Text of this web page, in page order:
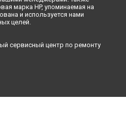
марка HP, упоминаемая на
и используется нами
целей.
сервисный центр по ремонту